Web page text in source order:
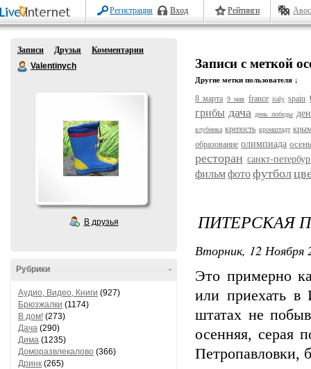
Регистрация Вход Рейтинги
Записи Друзья
Комментарии
Valentinych
В друзья
-
Рубрики
Аудио, Видео, Книги (927)
Брюзжалки (1174)
В дом! (273)
Дача (290)
Дима (1235)
Доморазвлекалово (366)
Дринк (265)
Записи с меткой
Другие метки пользователя ↓
8 марта 9 мая france italy spain
грибы дача день победы
клубника крепость кронштадт
образование олимпиада осень
ресторан санкт-
фильмфотофутбол
ПИТЕРСКАЯ
Вторник, 12 Ноября
Это примерно
или приехать
штатах не
осенняя, серая
Петропавловки,